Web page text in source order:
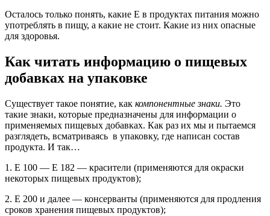
Осталось только понять, какие Е в продуктах питания можно
употреблять в пищу, а какие не стоит. Какие из них опасные
для здоровья.
Как читать информацию о пищевых
добавках на упаковке
Существует такое понятие, как компонентные знаки. Это
такие знаки, которые предназначены для информации о
применяемых пищевых добавках. Как раз их мы и пытаемся
разглядеть, всматриваясь в упаковку, где написан состав
продукта. И так…
1. Е 100 — Е 182 — красители (применяются для окраски
некоторых пищевых продуктов);
2. Е 200 и далее — консерванты (применяются для продления
сроков хранения пищевых продуктов);